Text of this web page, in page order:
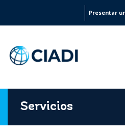
Presentar
Servicios